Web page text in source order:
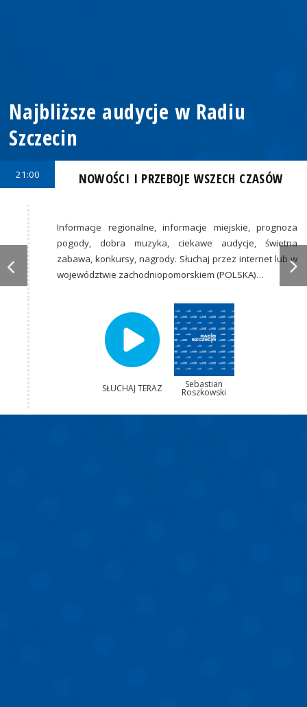
Najbliższe audycje w Radiu
Szczecin
21:00 NOWOŚCI I PRZEBOJE WSZECH CZASÓW
Informacje regionalne, informacje miejskie, prognoza
pogody, dobra muzyka, ciekawe audycje, świetna
zabawa, konkursy, nagrody. Słuchaj przez internet lub w
województwie zachodniopomorskiem (POLSKA)…
SŁUCHAJ TERAZ Sebastian
Roszkowski